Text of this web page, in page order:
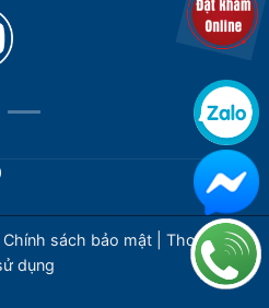
Chính sách bảo mật
Thoả thuận
dụng